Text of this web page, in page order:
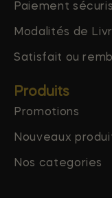
Paiement
Modalités de
Satisfait ou
Produits
Promotions
Nouveaux
Nos categories